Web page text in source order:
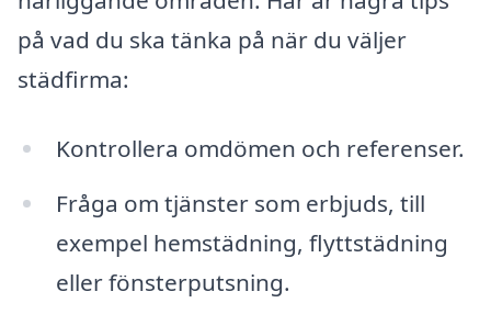
på vad du ska tänka på när du väljer
städfirma:
Kontrollera omdömen och referenser.
Fråga om tjänster som erbjuds, till
exempel hemstädning, flyttstädning
eller fönsterputsning.